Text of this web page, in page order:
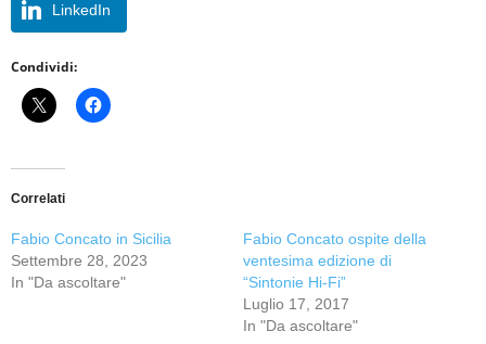
LinkedIn
Condividi:
Correlati
Fabio Concato in Sicilia
Settembre 28, 2023
In "Da ascoltare"
Fabio Concato ospite della
ventesima edizione di
“Sintonie Hi-Fi”
Luglio 17, 2017
In "Da ascoltare"